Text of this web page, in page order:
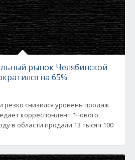
рынок Челябинской
на 65%
резко снизился уровень продаж
корреспондент "Нового
в области продали 13 тысяч 100